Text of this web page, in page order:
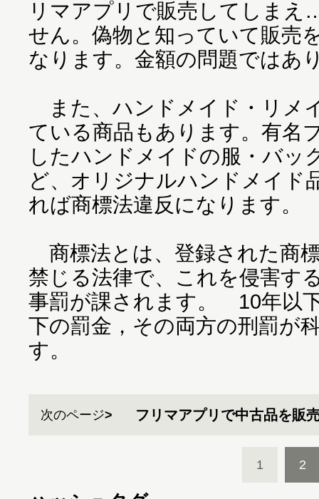
リマアプリで販売してしま
せん。偽物と知っていて販売
なります。金額の問題ではあ
また、ハンドメイド・リメ
ている商品もあります。有名
したハンドメイドの服・バッ
ど、オリジナルハンドメイド
れば商標法違反になります。
商標法とは、登録された商
禁じる法律で、これを侵害す
事罰が課されます。 10年以
下の罰金，その両方の刑罰が
す。
次のページ フリマアプリで中古品を販
1 2